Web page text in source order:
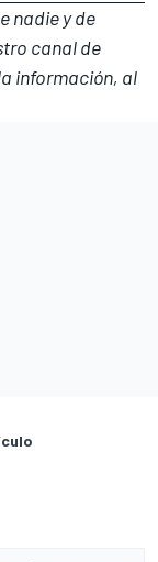
nadie y de
canal de
información, al